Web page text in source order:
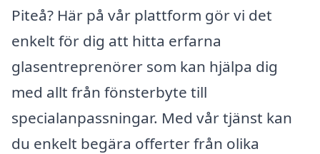
Piteå? Här på vår plattform gör vi det
enkelt för dig att hitta erfarna
glasentreprenörer som kan hjälpa dig
med allt från fönsterbyte till
specialanpassningar. Med vår tjänst kan
du enkelt begära offerter från olika